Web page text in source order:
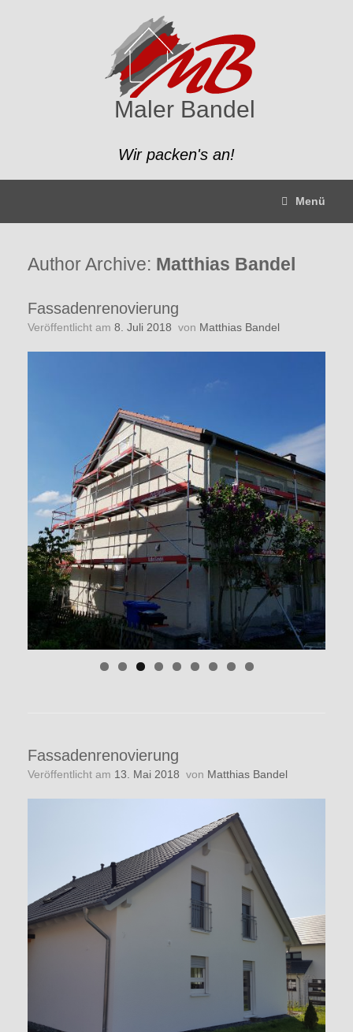
Maler Bandel
Wir packen's an!
Menü
Author Archive: Matthias Bandel
Fassadenrenovierung
Veröffentlicht am 8. Juli 2018 von Matthias Bandel
Fassadenrenovierung
Veröffentlicht am 13. Mai 2018 von Matthias Bandel